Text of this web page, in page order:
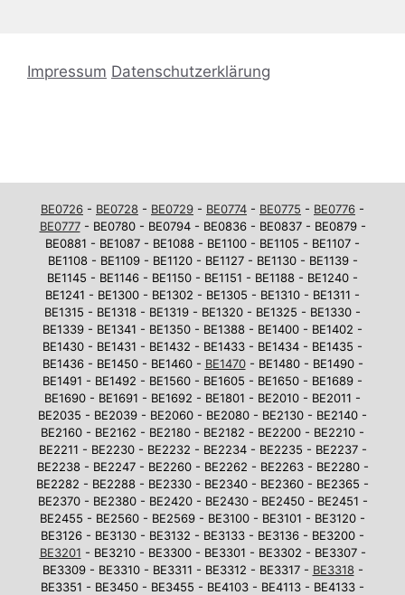
Impressum Datenschutzerklärung
BE0726 - BE0728 - BE0729 - BE0774 - BE0775 - BE0776 -
BE0777- BE0780 - BE0794 - BE0836 - BE0837 - BE0879 -
BE0881 - BE1087 - BE1088 - BE1100 - BE1105 - BE1107 -
BE1108 - BE1109 - BE1120 - BE1127 - BE1130 - BE1139 -
BE1145 - BE1146 - BE1150 - BE1151 - BE1188 - BE1240 -
BE1241 - BE1300 - BE1302 - BE1305 - BE1310 - BE1311 -
BE1315 - BE1318 - BE1319 - BE1320 - BE1325 - BE1330 -
BE1339 - BE1341 - BE1350 - BE1388 - BE1400 - BE1402 -
BE1430 - BE1431 - BE1432 - BE1433 - BE1434 - BE1435 -
BE1436 - BE1450 - BE1460 - BE1470- BE1480 - BE1490 -
BE1491 - BE1492 - BE1560 - BE1605 - BE1650 - BE1689 -
BE1690 - BE1691 - BE1692 - BE1801 - BE2010 - BE2011 -
BE2035 - BE2039 - BE2060 - BE2080 - BE2130 - BE2140 -
BE2160 - BE2162 - BE2180 - BE2182 - BE2200 - BE2210 -
BE2211 - BE2230 - BE2232 - BE2234 - BE2235 - BE2237 -
BE2238 - BE2247 - BE2260 - BE2262 - BE2263 - BE2280 -
BE2282 - BE2288 - BE2330 - BE2340 - BE2360 - BE2365 -
BE2370 - BE2380 - BE2420 - BE2430 - BE2450 - BE2451 -
BE2455 - BE2560 - BE2569 - BE3100 - BE3101 - BE3120 -
BE3126 - BE3130 - BE3132 - BE3133 - BE3136 - BE3200 -
BE3201 - BE3210 - BE3300 - BE3301 - BE3302 - BE3307 -
BE3309 - BE3310 - BE3311 - BE3312 - BE3317 - BE3318-
BE3351 - BE3450 - BE3455 - BE4103 - BE4113 - BE4133 -